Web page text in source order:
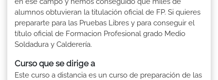
alumnos obtuvieran la titulación oficial de FP. Si quieres
prepararte para las Pruebas Libres y para conseguir el
título oficial de Formacion Profesional grado Medio
Soldadura y Calderería.
Curso que se dirige a
Este curso a distancia es un curso de preparación de las